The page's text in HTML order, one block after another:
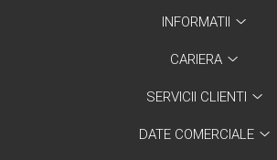
INFORMATII
CARIERA
SERVICII CLIENTI
DATE COMERCIALE